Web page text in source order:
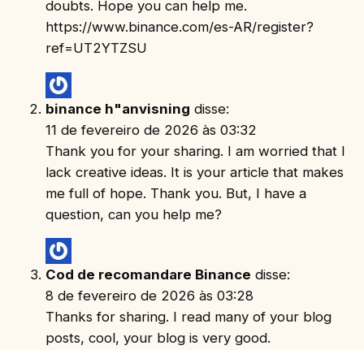
doubts. Hope you can help me.
https://www.binance.com/es-AR/register?
ref=UT2YTZSU
binance h"anvisning disse:
11 de fevereiro de 2026 às 03:32
Thank you for your sharing. I am worried that I
lack creative ideas. It is your article that makes
me full of hope. Thank you. But, I have a
question, can you help me?
Cod de recomandare Binance disse:
8 de fevereiro de 2026 às 03:28
Thanks for sharing. I read many of your blog
posts, cool, your blog is very good.